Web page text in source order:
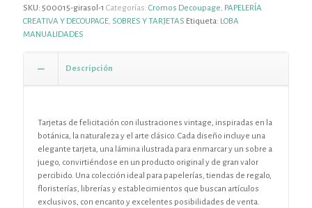
SKU: 500015-girasol-1 Categorías: Cromos Decoupage, PAPELERÍA
CREATIVA Y DECOUPAGE, SOBRES Y TARJETAS Etiqueta: LOBA
MANUALIDADES
Descripción
Tarjetas de felicitación con ilustraciones vintage, inspiradas en la
botánica, la naturaleza y el arte clásico. Cada diseño incluye una
elegante tarjeta, una lámina ilustrada para enmarcar y un sobre a
juego, convirtiéndose en un producto original y de gran valor
percibido. Una colección ideal para papelerías, tiendas de regalo,
floristerías, librerías y establecimientos que buscan artículos
exclusivos, con encanto y excelentes posibilidades de venta.